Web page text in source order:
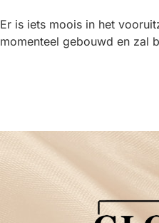
Er is iets moois in het
momenteel gebouwd en zal